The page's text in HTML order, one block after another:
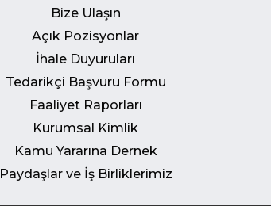
Bize Ulaşın
Açık Pozisyonlar
İhale Duyuruları
Tedarikçi Başvuru Formu
Faaliyet Raporları
Kurumsal Kimlik
Kamu Yararına Dernek
Paydaşlar ve İş Birliklerimiz